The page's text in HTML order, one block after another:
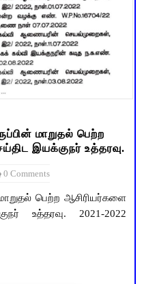
மாறுதல் பெற்ற
இயக்குநர் உத்தரவு.
0 Comments
பெற்ற ஆசிரியர்களை
உத்தரவு. 2021-2022